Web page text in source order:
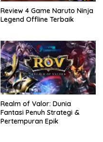
Review 4 Game Naruto Ninja
Legend Offline Terbaik
Realm of Valor: Dunia
Fantasi Penuh Strategi &
Pertempuran Epik